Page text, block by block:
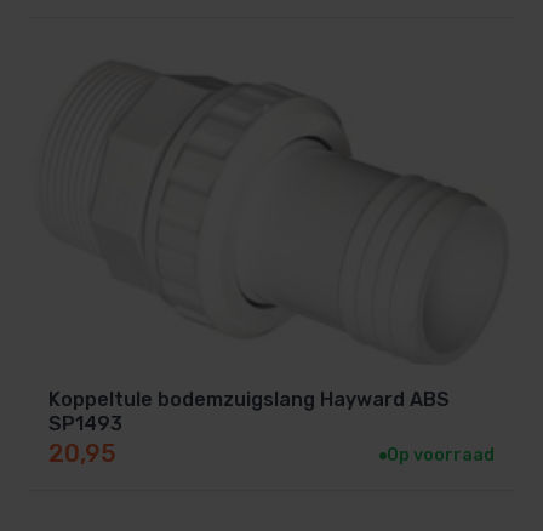
Koppeltule bodemzuigslang Hayward ABS
SP1493
20,95 Op voorraad